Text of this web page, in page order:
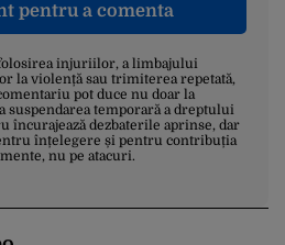
pentru a comenta
injuriilor, a limbajului
la violență sau trimiterea repetată,
pot duce nu doar la
suspendarea temporară a dreptului
încurajează dezbaterile aprinse, dar
înțelegere și pentru contribuția
nu pe atacuri.